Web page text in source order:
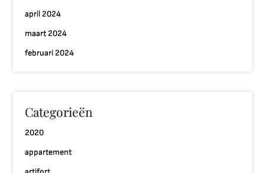
april 2024
maart 2024
februari 2024
Categorieën
2020
appartement